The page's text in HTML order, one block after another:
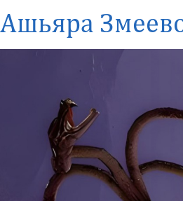
Ашьяра